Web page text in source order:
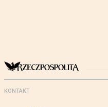
KONTAKT